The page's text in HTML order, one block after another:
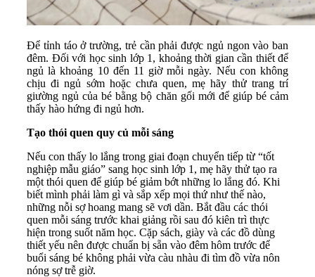
Để tỉnh táo ở trường, trẻ cần phải được ngủ ngon vào ban
đêm. Đối với học sinh lớp 1, khoảng thời gian cần thiết để
ngủ là khoảng 10 đến 11 giờ mỗi ngày. Nếu con không
chịu đi ngủ sớm hoặc chưa quen, mẹ hãy thử trang trí
giường ngủ của bé bằng bộ chăn gối mới để giúp bé cảm
thấy hào hứng đi ngủ hơn.
Tạo thói quen quy củ mỗi sáng
Nếu con thấy lo lắng trong giai đoạn chuyển tiếp từ “tốt
nghiệp mẫu giáo” sang học sinh lớp 1, mẹ hãy thử tạo ra
một thói quen để giúp bé giảm bớt những lo lắng đó. Khi
biết mình phải làm gì và sắp xếp mọi thứ như thế nào,
những nỗi sợ hoang mang sẽ vơi dần. Bắt đầu các thói
quen mỗi sáng trước khai giảng rồi sau đó kiên trì thực
hiện trong suốt năm học. Cặp sách, giày và các đồ dùng
thiết yếu nên được chuẩn bị sẵn vào đêm hôm trước để
buổi sáng bé không phải vừa càu nhàu đi tìm đồ vừa nôn
nóng sợ trễ giờ.